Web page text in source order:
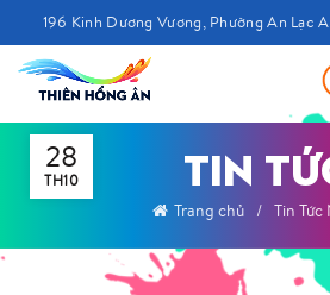
196 Kinh Dương Vương, Phường An Lạc
TIN
Trang chủ Tin
28
TH10